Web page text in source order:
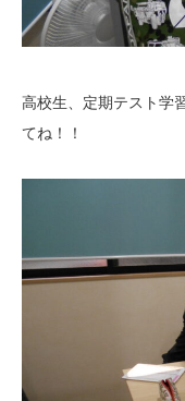
高校生、定期テスト学
てね！！